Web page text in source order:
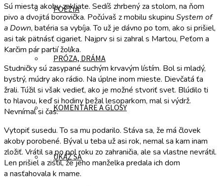
POÉZIA
PRÓZA, DRÁMA
KOMENTÁRE A GLOSY
UKÁŽ SA
Sú miesta akoby zakliate. Sedíš zhrbený za stolom, na ňom
pivo a dvojitá borovička. Počúvaš z mobilu skupinu System of
a Down, batéria sa vybíja. To už je dávno po tom, ako si prišiel,
asi tak pätnásť cigariet. Najprv si si zahral s Martou, Peťom a
Karčim pár partií žolíka.
Studničky sú zasypané suchým krvavým lístím. Bol si mladý,
bystrý, múdry ako rádio. Na úplne inom mieste. Dievčatá ťa
žrali. Túžil si však vedieť, ako je možné stvoriť svet. Blúdilo ti
to hlavou, keď si hodiny bežal lesoparkom, mal si výdrž.
Nevnímal si čas.
Vytopiť susedu. To sa mu podarilo. Stáva sa, že má človek
akoby porobené. Býval u teba už asi rok, nemal sa kam inam
zložiť. Vrátil sa po pol roku zo zahraničia, ale sa vlastne nevrátil.
Len prišiel a zistil, že jeho manželka predala ich dom
a nasťahovala k mame.